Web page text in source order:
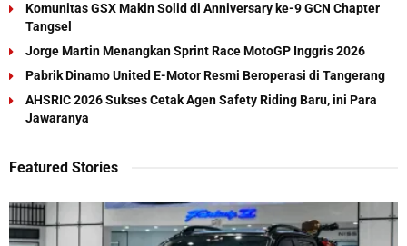
Komunitas GSX Makin Solid di Anniversary ke-9 GCN Chapter
Tangsel
Jorge Martin Menangkan Sprint Race MotoGP Inggris 2026
Pabrik Dinamo United E-Motor Resmi Beroperasi di Tangerang
AHSRIC 2026 Sukses Cetak Agen Safety Riding Baru, ini Para
Jawaranya
Featured Stories